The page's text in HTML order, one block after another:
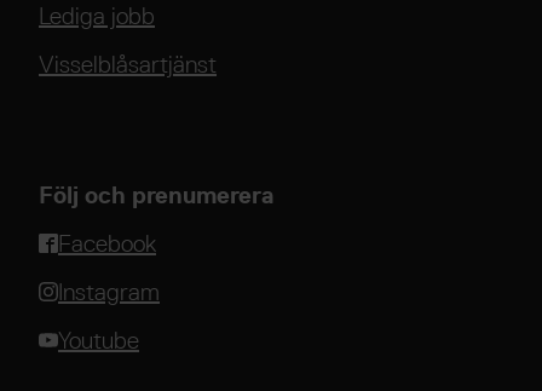
Lediga jobb
Visselblåsartjänst
Följ och prenumerera
Facebook
Instagram
Youtube